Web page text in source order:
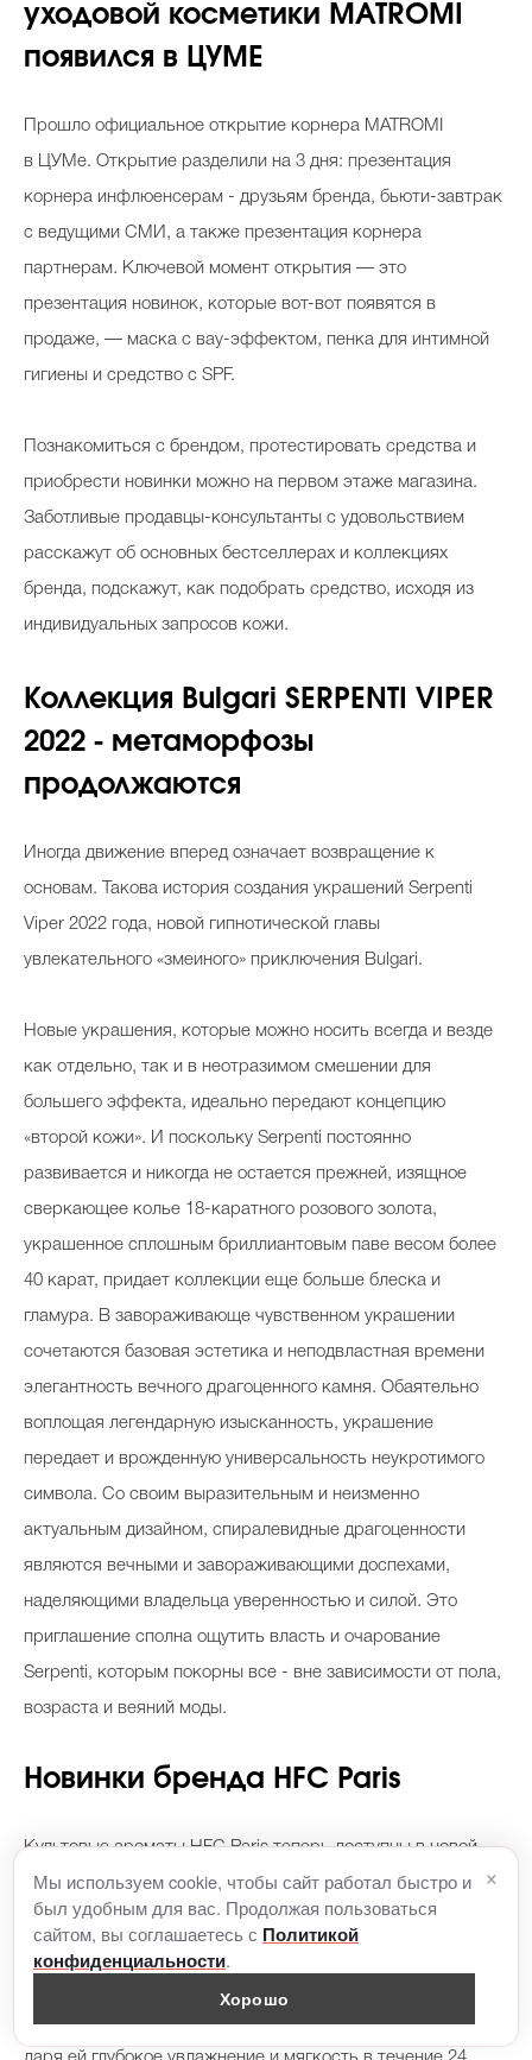
уходовой косметики MATROMI
появился в ЦУМЕ
Прошло официальное открытие корнера MATROMI
в ЦУМе. Открытие разделили на 3 дня: презентация
корнера инфлюенсерам - друзьям бренда, бьюти-завтрак
с ведущими СМИ, а также презентация корнера
партнерам. Ключевой момент открытия — это
презентация новинок, которые вот-вот появятся в
продаже, — маска с вау-эффектом, пенка для интимной
гигиены и средство с SPF.
Познакомиться с брендом, протестировать средства и
приобрести новинки можно на первом этаже магазина.
Заботливые продавцы-консультанты с удовольствием
расскажут об основных бестселлерах и коллекциях
бренда, подскажут, как подобрать средство, исходя из
индивидуальных запросов кожи.
Коллекция Bulgari SERPENTI VIPER
2022 - метаморфозы
продолжаются
Иногда движение вперед означает возвращение к
основам. Такова история создания украшений Serpenti
Viper 2022 года, новой гипнотической главы
увлекательного «змеиного» приключения Bulgari.
Новые украшения, которые можно носить всегда и везде
как отдельно, так и в неотразимом смешении для
большего эффекта, идеально передают концепцию
«второй кожи». И поскольку Serpenti постоянно
развивается и никогда не остается прежней, изящное
сверкающее колье 18-каратного розового золота,
украшенное сплошным бриллиантовым паве весом более
40 карат, придает коллекции еще больше блеска и
гламура. В завораживающе чувственном украшении
сочетаются базовая эстетика и неподвластная времени
элегантность вечного драгоценного камня. Обаятельно
воплощая легендарную изысканность, украшение
передает и врожденную универсальность неукротимого
символа. Со своим выразительным и неизменно
актуальным дизайном, спиралевидные драгоценности
являются вечными и завораживающими доспехами,
наделяющими владельца уверенностью и силой. Это
приглашение сполна ощутить власть и очарование
Serpenti, которым покорны все - вне зависимости от пола,
возраста и веяний моды.
Новинки бренда HFC Paris
Культовые ароматы HFC Paris теперь доступны в новой
форме средств по уходу за кожей
тела обеспечит вашей коже необходимый уход, не только
Мы используем cookie, чтобы сайт работал быстро и
был удобным для вас. Продолжая пользоваться
сайтом, вы соглашаетесь с Политикой
конфиденциальности.
Хорошо
×